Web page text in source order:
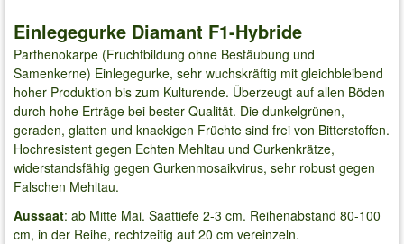
Einlegegurke Diamant F1-Hybride
Parthenokarpe (Fruchtbildung ohne Bestäubung und
Samenkerne) Einlegegurke, sehr wuchskräftig mit gleichbleibend
hoher Produktion bis zum Kulturende. Überzeugt auf allen Böden
durch hohe Erträge bei bester Qualität. Die dunkelgrünen,
geraden, glatten und knackigen Früchte sind frei von Bitterstoffen.
Hochresistent gegen Echten Mehltau und Gurkenkrätze,
widerstandsfähig gegen Gurkenmosaikvirus, sehr robust gegen
Falschen Mehltau.
Aussaat: ab Mitte Mai. Saattiefe 2-3 cm. Reihenabstand 80-100
cm, in der Reihe, rechtzeitig auf 20 cm vereinzeln.